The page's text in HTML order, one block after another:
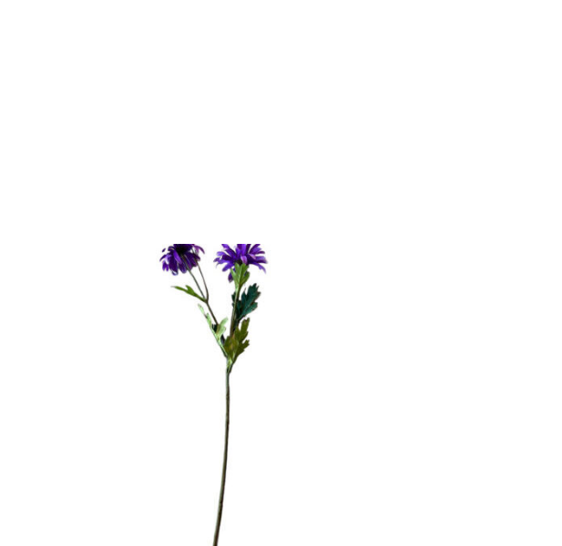
SIGN UP TO STAY UP TO DATE
Ontvang wekelijks nieuws met een
dosis nieuwe items in je inbox
INSCHRIJVEN